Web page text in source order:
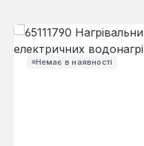
Немає в наявності
Пропустити галерею